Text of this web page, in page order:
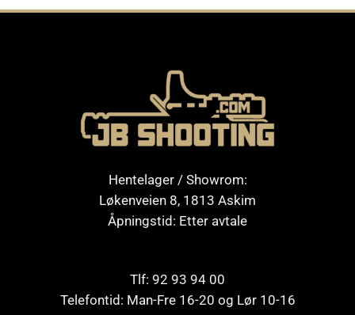
Hentelager / Showrom:
Løkenveien 8, 1813 Askim
Åpningstid: Etter avtale
Tlf: 92 93 94 00
Telefontid: Man-Fre 16-20 og Lør 10-16